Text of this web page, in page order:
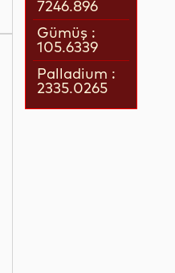
7246.896
Gümüş :
105.6339
Palladium :
2335.0265